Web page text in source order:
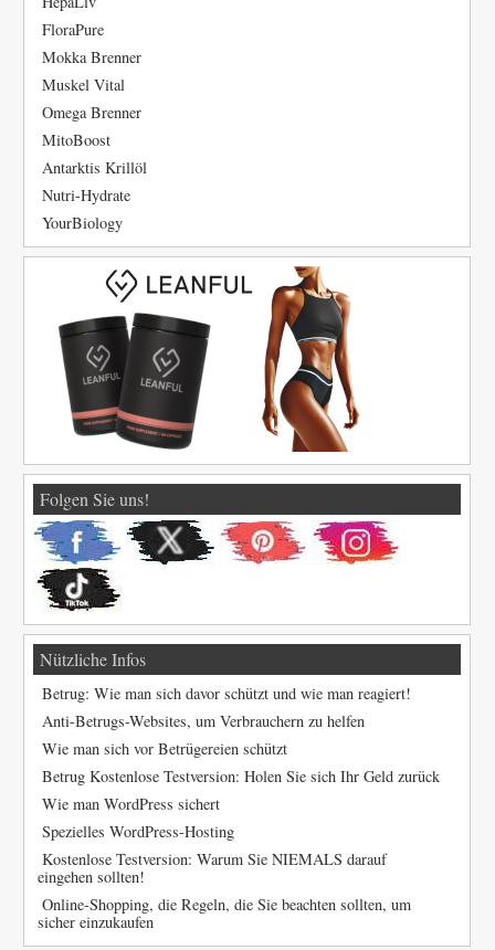
FloraPure
Mokka Brenner
Muskel Vital
Omega Brenner
MitoBoost
Antarktis Krillöl
Nutri-Hydrate
YourBiology
Folgen Sie uns!
Nützliche Infos
Betrug: Wie man sich davor schützt und wie man reagiert!
Anti-Betrugs-Websites, um Verbrauchern zu helfen
Wie man sich vor Betrügereien schützt
Betrug Kostenlose Testversion: Holen Sie sich Ihr Geld zurück
Wie man WordPress sichert
Spezielles WordPress-Hosting
Kostenlose Testversion: Warum Sie NIEMALS darauf
eingehen sollten!
Online-Shopping, die Regeln, die Sie beachten sollten, um
sicher einzukaufen